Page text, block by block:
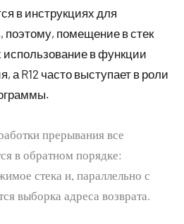
в инструкциях для
поэтому, помещение в стек
в функции
а R12 часто выступает в роли
прерывания все
в обратном порядке:
стека и, параллельно с
выборка адреса возврата.